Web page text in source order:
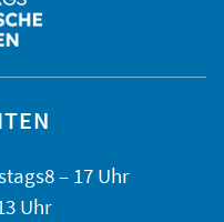
8 – 17 Uhr
Uhr